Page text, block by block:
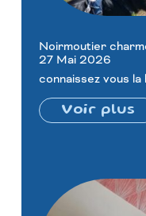
Noirmoutier
27 Mai 2026
connaissez vous
Voir plus